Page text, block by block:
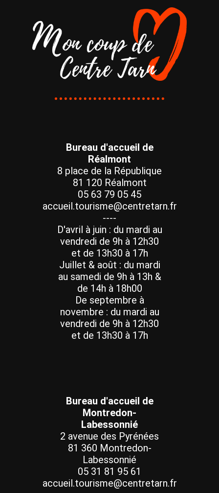
Bureau d'accueil de
Réalmont
8 place de la République
81 120 Réalmont
05 63 79 05 45
accueil.tourisme@centretarn.fr
----
D'avril à juin : du mardi au
vendredi de 9h à 12h30
et de 13h30 à 17h
Juillet & août : du mardi
au samedi de 9h à 13h &
de 14h à 18h00
De septembre à
novembre : du mardi au
vendredi de 9h à 12h30
et de 13h30 à 17h
Bureau d'accueil de
Montredon-
Labessonnié
2 avenue des Pyrénées
81 360 Montredon-
Labessonnié
05 31 81 95 61
accueil.tourisme@centretarn.fr